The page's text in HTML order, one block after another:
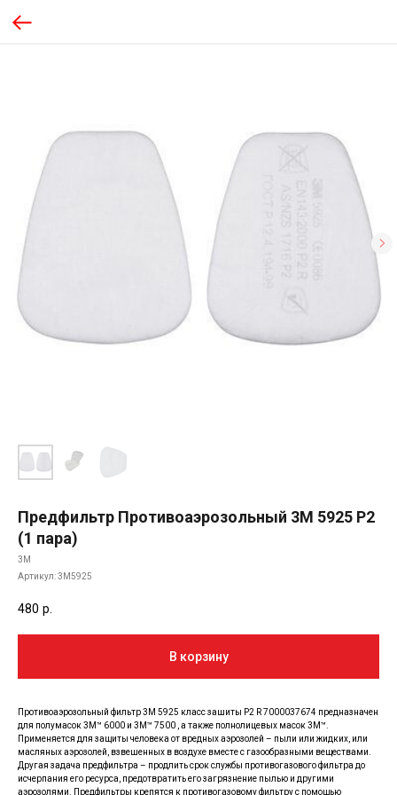
Предфильтр Противоаэрозольный 3M 5925 Р2
(1 пара)
3M
Артикул:3M5925
480 р.
В корзину
Противоаэрозольный фильтр 3М 5925 класс зашиты P2 R 7000037674 предназначен
для полумасок 3M™ 6000 и 3M™ 7500 , а также полнолицевых масок 3M™.
Применяется для защиты человека от вредных аэрозолей – пыли или жидких, или
масляных аэрозолей, взвешенных в воздухе вместе с газообразными веществами.
Другая задача предфильтра – продлить срок службы противогазового фильтра до
исчерпания его ресурса, предотвратить его загрязнение пылью и другими
аэрозолями. Предфильтры крепятся к противогазовому фильтру с помощью